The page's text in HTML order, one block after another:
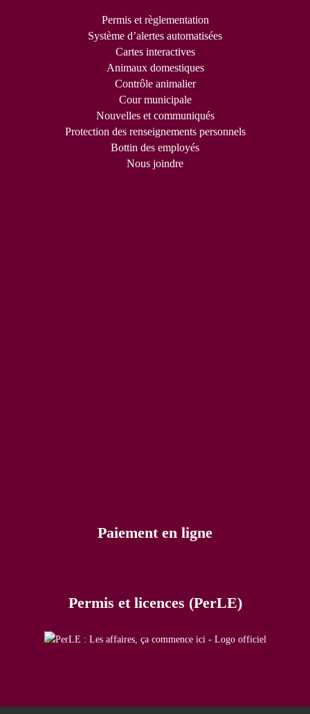
Permis et règlementation
Système d’alertes automatisées
Cartes interactives
Animaux domestiques
Contrôle animalier
Cour municipale
Nouvelles et communiqués
Protection des renseignements personnels
Bottin des employés
Nous joindre
Paiement en ligne
Permis et licences (PerLE)